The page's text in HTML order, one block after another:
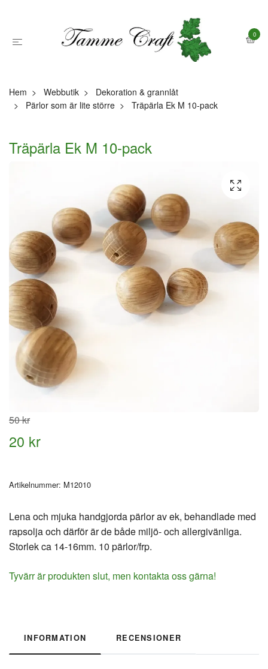
0
Hem Webbutik
Dekoration & grannlåt
Pärlor som är lite större
Träpärla Ek M 10-pack
Träpärla Ek M 10-pack
50 kr
20 kr
Artikelnummer: M12010
Lena och mjuka handgjorda pärlor av ek, behandlade med
rapsolja och därför är de både miljö- och allergivänliga.
Storlek ca 14-16mm. 10 pärlor/frp.
Tyvärr är produkten slut, men kontakta oss gärna!
INFORMATION RECENSIONER